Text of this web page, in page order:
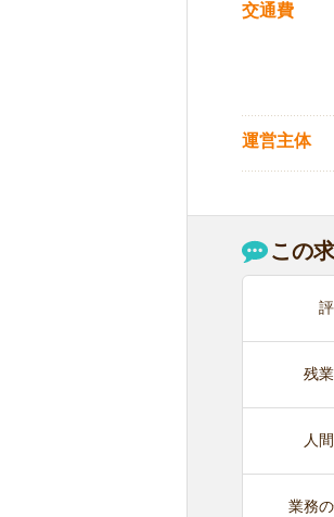
交通費
運営主体
この
残
人
業務